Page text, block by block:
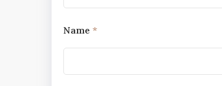
Name *